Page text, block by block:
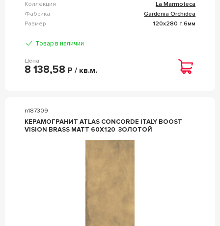
Коллекция
La Marmoteca
Фабрика
Gardenia Orchidea
Размер
120x280 т.6мм
Товар в наличии
Цена
8 138,58 Р / кв.м.
n187309
КЕРАМОГРАНИТ ATLAS CONCORDE ITALY BOOST
VISION BRASS MATT 60X120 ЗОЛОТОЙ